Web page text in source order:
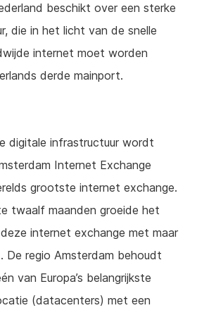
beschikt over een sterke
die in het licht van de snelle
internet moet worden
derde mainport.
digitale infrastructuur wordt
Internet Exchange
grootste internet exchange.
twaalf maanden groeide het
internet exchange met maar
regio Amsterdam behoudt
van Europa’s belangrijkste
(datacenters) met een